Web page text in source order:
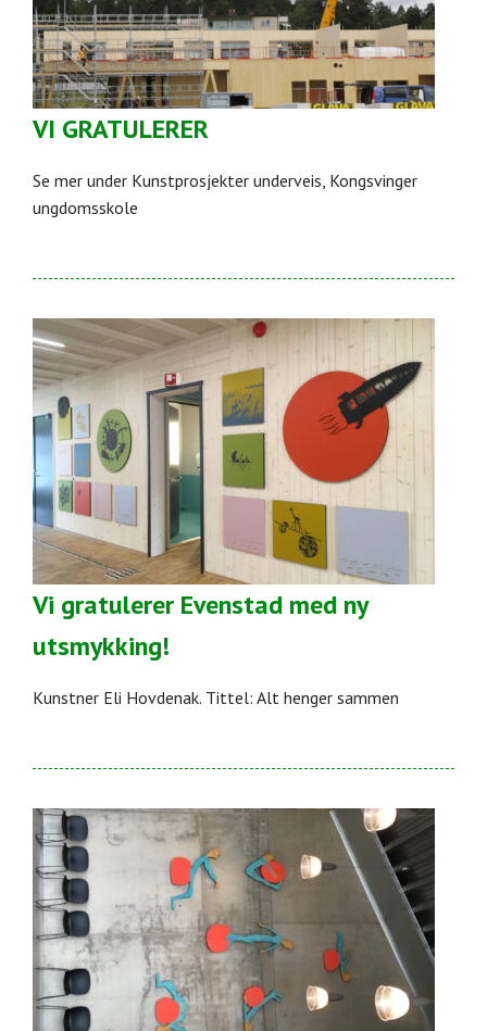
VI GRATULERER
Se mer under Kunstprosjekter underveis, Kongsvinger
ungdomsskole
Vi gratulerer Evenstad med ny
utsmykking!
Kunstner Eli Hovdenak. Tittel: Alt henger sammen